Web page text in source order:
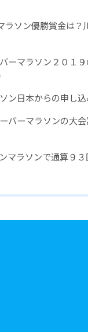
ラソン優勝賞金は？
ーマラソン２０１
ン日本からの申し
バーマラソンの大会
マラソンで通算９３